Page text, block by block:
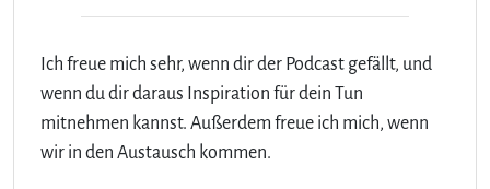
Ich freue mich sehr, wenn dir der Podcast gefällt, und
wenn du dir daraus Inspiration für dein Tun
mitnehmen kannst. Außerdem freue ich mich, wenn
wir in den Austausch kommen.